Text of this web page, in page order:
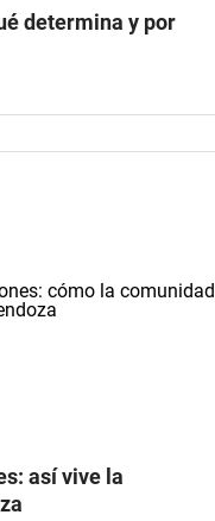
determina y por
así vive la